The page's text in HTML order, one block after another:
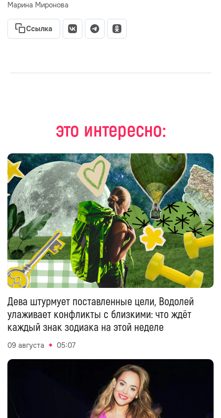
Марина Миронова
Ссылка
это интересно:
Дева штурмует поставленные цели, Водолей
улаживает конфликты с близкими: что ждёт
каждый знак зодиака на этой неделе
09 августа 05:07